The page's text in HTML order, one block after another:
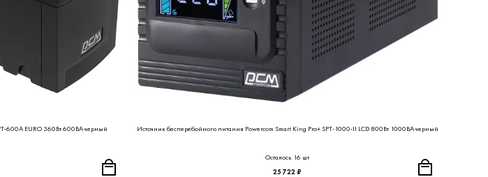
600A EURO 360Вт 600ВА черный Источник бесперебойного питания Powercom Smart King Pro+ SPT-1000-II LCD 800Вт 1000ВА черный
Осталось 16 шт
25 722 ₽